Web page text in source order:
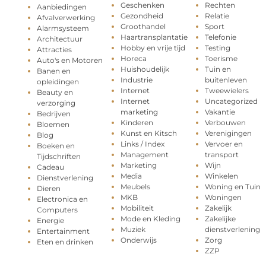
Aanbiedingen
Afvalverwerking
Alarmsysteem
Architectuur
Attracties
Auto's en Motoren
Banen en
opleidingen
Beauty en
verzorging
Bedrijven
Bloemen
Blog
Boeken en
Tijdschriften
Cadeau
Dienstverlening
Dieren
Electronica en
Computers
Energie
Entertainment
Eten en drinken
Geschenken
Gezondheid
Groothandel
Haartransplantatie
Hobby en vrije tijd
Horeca
Huishoudelijk
Industrie
Internet
Internet
marketing
Kinderen
Kunst en Kitsch
Links / Index
Management
Marketing
Media
Meubels
MKB
Mobiliteit
Mode en Kleding
Muziek
Onderwijs
Rechten
Relatie
Sport
Telefonie
Testing
Toerisme
Tuin en
buitenleven
Tweewielers
Uncategorized
Vakantie
Verbouwen
Verenigingen
Vervoer en
transport
Wijn
Winkelen
Woning en Tuin
Woningen
Zakelijk
Zakelijke
dienstverlening
Zorg
ZZP